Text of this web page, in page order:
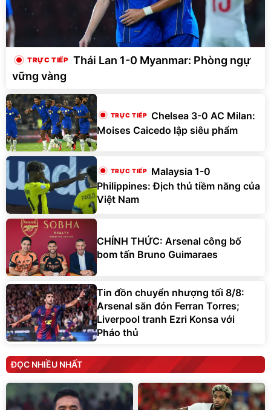
Thái Lan 1-0 Myanmar: Phòng ngự
vững vàng
Chelsea 3-0 AC Milan:
Moises Caicedo lập siêu phẩm
Malaysia 1-0
Philippines: Địch thủ tiềm năng của
Việt Nam
CHÍNH THỨC: Arsenal công bố
bom tấn Bruno Guimaraes
Tin đồn chuyển nhượng tối 8/8:
Arsenal săn đón Ferran Torres;
Liverpool tranh Ezri Konsa với
Pháo thủ
ĐỌC NHIỀU NHẤT